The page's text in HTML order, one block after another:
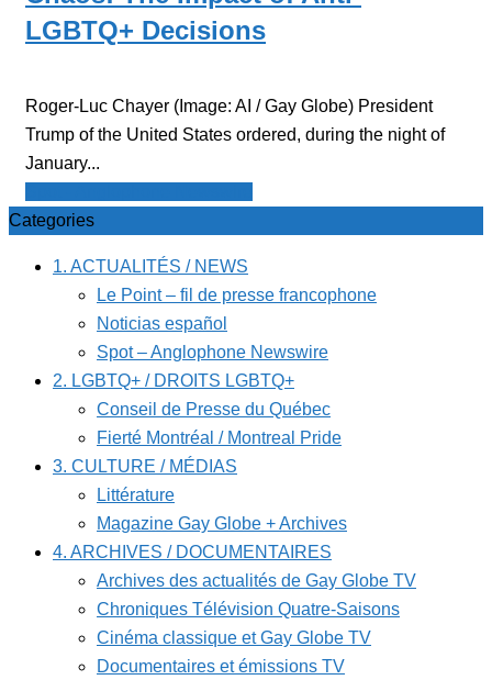
LGBTQ+ Decisions
Roger-Luc Chayer (Image: AI / Gay Globe) President
Trump of the United States ordered, during the night of
January...
Categories
1. ACTUALITÉS / NEWS
Le Point – fil de presse francophone
Noticias español
Spot – Anglophone Newswire
2. LGBTQ+ / DROITS LGBTQ+
Conseil de Presse du Québec
Fierté Montréal / Montreal Pride
3. CULTURE / MÉDIAS
Littérature
Magazine Gay Globe + Archives
4. ARCHIVES / DOCUMENTAIRES
Archives des actualités de Gay Globe TV
Chroniques Télévision Quatre-Saisons
Cinéma classique et Gay Globe TV
Documentaires et émissions TV